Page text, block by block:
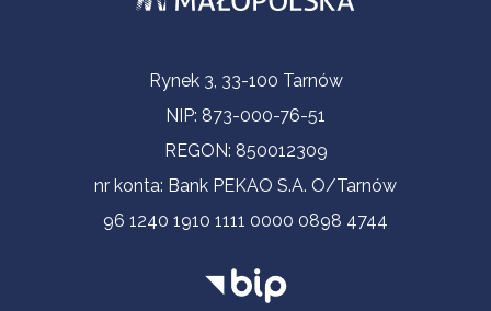
Contact InformationRynek 3, 33-100 Tarnów
NIP: 873-000-76-51
REGON: 850012309
nr konta: Bank PEKAO S.A. O/Tarnów
96 1240 1910 1111 0000 0898 4744